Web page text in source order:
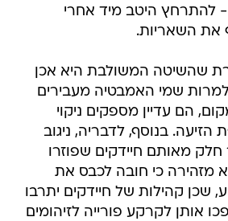
- להתרחץ היטב מיד אחרי
את השאריות.
שהשיטה המשולבת היא אכן
למרות שמי האמבטיה מעבירים
הם עדיין מספקים ניקוי
הזיעה. בנוסף, לדבריה, ניגוב
מאותם חיידקים שפוזרו
מזהירה כי חובה לכבס את
שכן קהילות של חיידקים יתרבו
אותן לקרקע פורייה לזיהומים